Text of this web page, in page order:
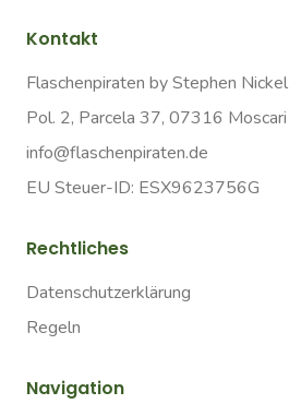
Kontakt
Flaschenpiraten by Stephen Nickel
Pol. 2, Parcela 37, 07316 Moscari
info@flaschenpiraten.de
EU Steuer-ID: ESX9623756G
Rechtliches
Datenschutzerklärung
Regeln
Navigation